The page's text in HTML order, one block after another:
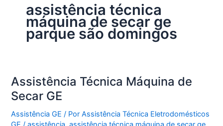
assistência técnica
máquina de secar ge
parque são domingos
Assistência Técnica Máquina de
Secar GE
Assistência GE / PorAssistência Técnica Eletrodomésticos